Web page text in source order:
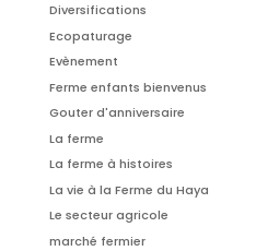
Diversifications
Ecopaturage
Evènement
Ferme enfants bienvenus
Gouter d'anniversaire
La ferme
La ferme à histoires
La vie à la Ferme du Haya
Le secteur agricole
marché fermier